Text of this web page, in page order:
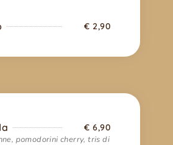
€ 2,90
€ 6,90
pomodorini cherry, tris di